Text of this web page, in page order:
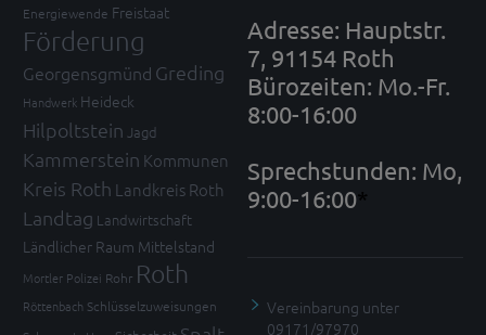
Energiewende Freistaat
Förderung
Georgensgmünd Greding
Handwerk Heideck
Hilpoltstein Jagd
Kammerstein Kommunen
Kreis Roth Landkreis Roth
Landtag Landwirtschaft
Ländlicher Raum Mittelstand
Mortler Polizei Rohr Roth
Röttenbach Schlüsselzuweisungen
Adresse: Hauptstr.
7, 91154 Roth
Bürozeiten: Mo.-Fr.
8:00-16:00
Sprechstunden: Mo,
9:00-16:00*
Vereinbarung unter
09171/97970